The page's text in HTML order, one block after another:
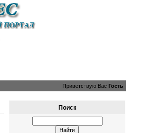
Приветствую Вас Гость
Поиск